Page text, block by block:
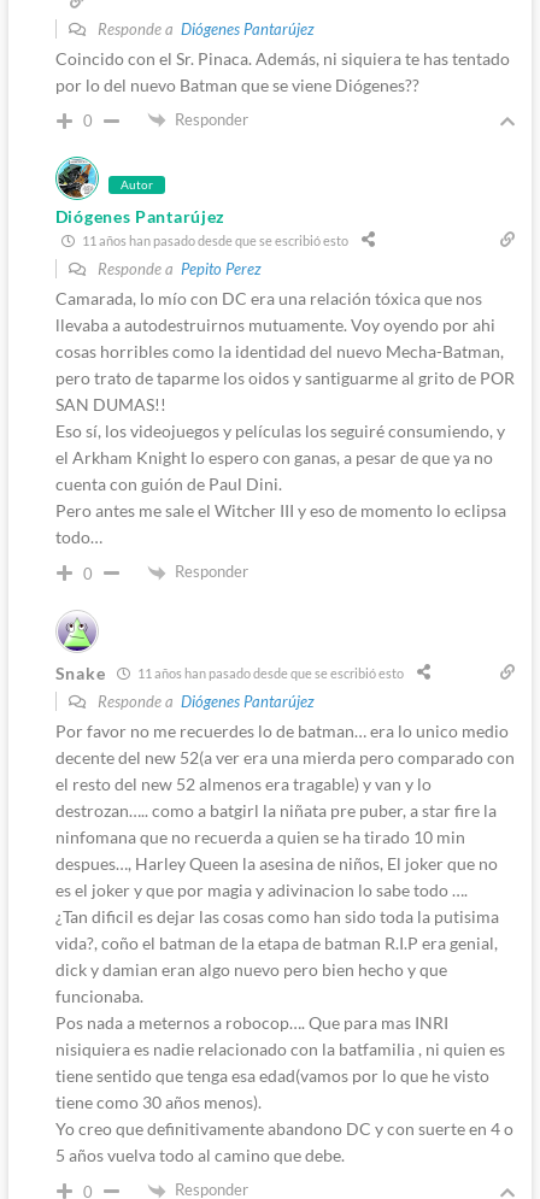
Responde a Diógenes Pantarújez
Coincido con el Sr. Pinaca. Además, ni siquiera te has tentado
por lo del nuevo Batman que se viene Diógenes??
0 Responder
Autor
Diógenes Pantarújez
11 años han pasado desde que se escribió esto
Responde a Pepito Perez
Camarada, lo mío con DC era una relación tóxica que nos
llevaba a autodestruirnos mutuamente. Voy oyendo por ahi
cosas horribles como la identidad del nuevo Mecha-Batman,
pero trato de taparme los oidos y santiguarme al grito de POR
SAN DUMAS!!
Eso sí, los videojuegos y películas los seguiré consumiendo, y
el Arkham Knight lo espero con ganas, a pesar de que ya no
cuenta con guión de Paul Dini.
Pero antes me sale el Witcher III y eso de momento lo eclipsa
todo…
0 Responder
Snake 11 años han pasado desde que se escribió esto
Responde a Diógenes Pantarújez
Por favor no me recuerdes lo de batman… era lo unico medio
decente del new 52(a ver era una mierda pero comparado con
el resto del new 52 almenos era tragable) y van y lo
destrozan….. como a batgirl la niñata pre puber, a star fire la
ninfomana que no recuerda a quien se ha tirado 10 min
despues…, Harley Queen la asesina de niños, El joker que no
es el joker y que por magia y adivinacion lo sabe todo ….
¿Tan dificil es dejar las cosas como han sido toda la putisima
vida?, coño el batman de la etapa de batman R.I.P era genial,
dick y damian eran algo nuevo pero bien hecho y que
funcionaba.
Pos nada a meternos a robocop…. Que para mas INRI
nisiquiera es nadie relacionado con la batfamilia , ni quien es
tiene sentido que tenga esa edad(vamos por lo que he visto
tiene como 30 años menos).
Yo creo que definitivamente abandono DC y con suerte en 4 o
5 años vuelva todo al camino que debe.
0 Responder